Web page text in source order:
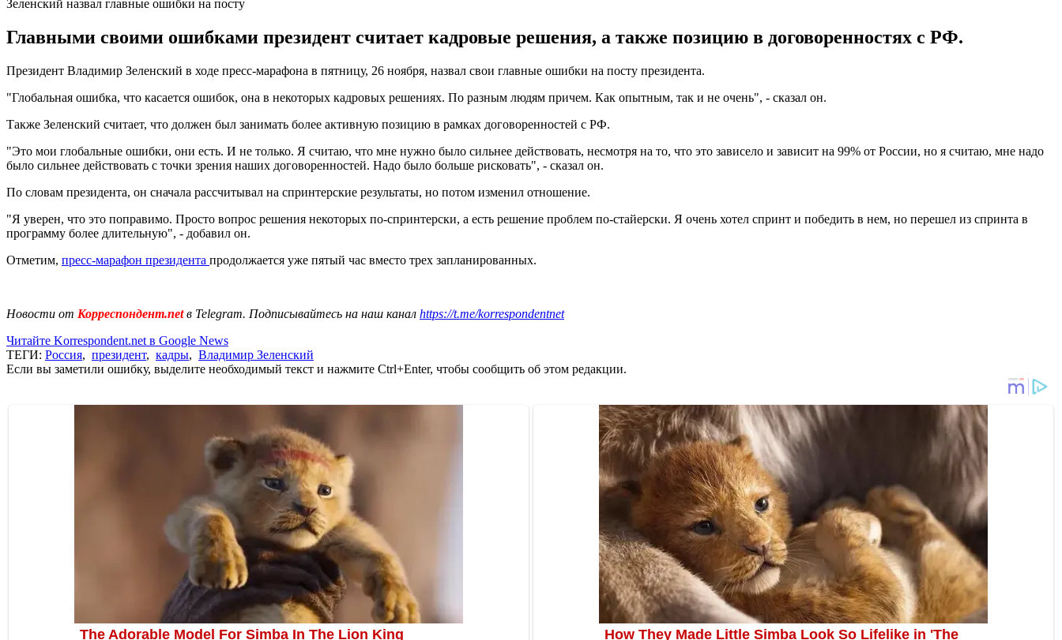
Зеленский назвал главные ошибки на посту
Главными своими ошибками президент считает кадровые решения, а также позицию в договоренностях с РФ.
Президент Владимир Зеленский в ходе пресс-марафона в пятницу, 26 ноября, назвал свои главные ошибки на посту президента.
"Глобальная ошибка, что касается ошибок, она в некоторых кадровых решениях. По разным людям причем. Как опытным, так и не очень", - сказал он.
Также Зеленский считает, что должен был занимать более активную позицию в рамках договоренностей с РФ.
"Это мои глобальные ошибки, они есть. И не только. Я считаю, что мне нужно было сильнее действовать, несмотря на то, что это зависело и зависит на 99% от России, но я считаю, мне надо
было сильнее действовать с точки зрения наших договоренностей. Надо было больше рисковать", - сказал он.
По словам президента, он сначала рассчитывал на спринтерские результаты, но потом изменил отношение.
"Я уверен, что это поправимо. Просто вопрос решения некоторых по-спринтерски, а есть решение проблем по-стайерски. Я очень хотел спринт и победить в нем, но перешел из спринта в
программу более длительную", - добавил он.
Отметим, пресс-марафон президента продолжается уже пятый час вместо трех запланированных.
Новости от Корреспондент.netв Telegram. Подписывайтесь на наш канал https://t.me/korrespondentnet
Читайте Korrespondent.net в Google News
ТЕГИ: Россия, президент, кадры, Владимир Зеленский
Если вы заметили ошибку, выделите необходимый текст и нажмите Ctrl+Enter, чтобы сообщить об этом редакции.